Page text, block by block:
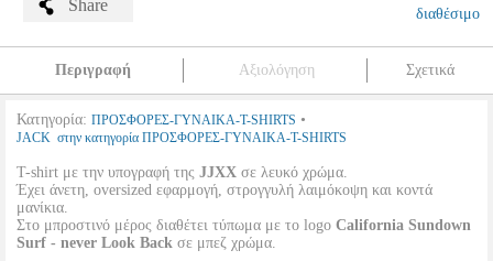
Share
διαθέσιμο
Περιγραφή Αξιολόγηση Σχετικά
Κατηγορία: ΠΡΟΣΦΟΡΕΣ-ΓΥΝΑΙΚΑ-T-SHIRTS •
JACK στην κατηγορία ΠΡΟΣΦΟΡΕΣ-ΓΥΝΑΙΚΑ-T-SHIRTS
T-shirt με την υπογραφή της JJXX σε λευκό χρώμα.
Έχει άνετη, oversized εφαρμογή, στρογγυλή λαιμόκοψη και κοντά
μανίκια.
Στο μπροστινό μέρος διαθέτει τύπωμα με το logo California Sundown
Surf - never Look Back σε μπεζ χρώμα.